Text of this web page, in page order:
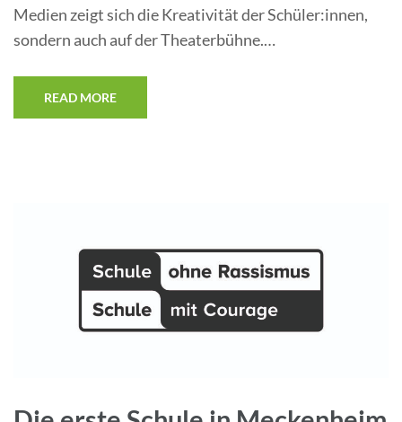
Medien zeigt sich die Kreativität der Schüler:innen,
sondern auch auf der Theaterbühne.…
READ MORE